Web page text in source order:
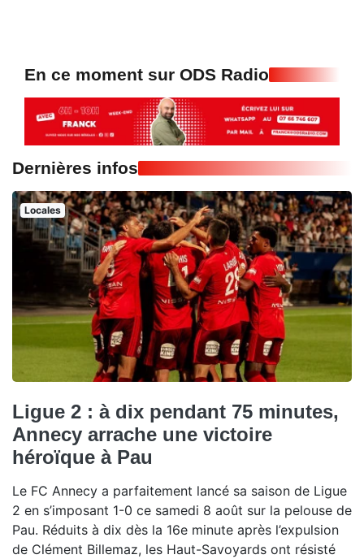
En ce moment sur ODS Radio
Dernières infos
Locales
Ligue 2 : à dix pendant 75 minutes,
Annecy arrache une victoire
héroïque à Pau
Le FC Annecy a parfaitement lancé sa saison de Ligue
2 en s’imposant 1-0 ce samedi 8 août sur la pelouse de
Pau. Réduits à dix dès la 16e minute après l’expulsion
de Clément Billemaz, les Haut-Savoyards ont résisté